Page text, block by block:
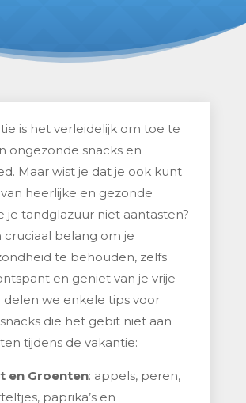
is het verleidelijk om toe te
ongezonde snacks en
Maar wist je dat je ook kunt
heerlijke en gezonde
je tandglazuur niet aantasten?
cruciaal belang om je
te behouden, zelfs
en geniet van je vrije
delen we enkele tips voor
die het gebit niet aan
tijdens de vakantie:
en Groenten: appels, peren,
paprika’s en